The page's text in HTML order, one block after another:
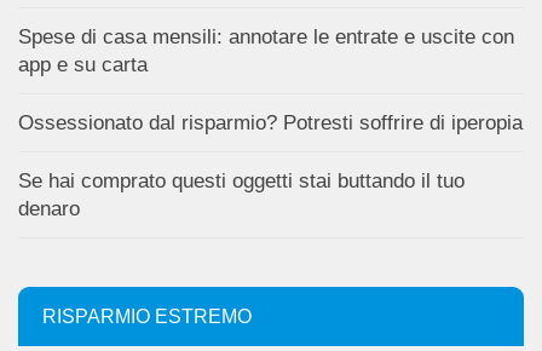
Spese di casa mensili: annotare le entrate e uscite con
app e su carta
Ossessionato dal risparmio? Potresti soffrire di iperopia
Se hai comprato questi oggetti stai buttando il tuo
denaro
RISPARMIO ESTREMO